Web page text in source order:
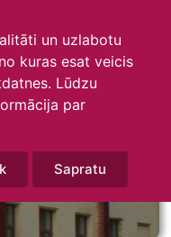
un uzlabotu
kuras esat veicis
Lūdzu
par
Sapratu